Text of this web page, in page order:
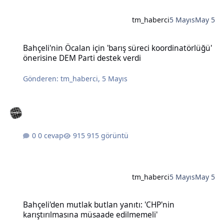
tm_haberci5 MayısMay 5
Bahçeli'nin Öcalan için 'barış süreci koordinatörlüğü'
önerisine DEM Parti destek verdi
Gönderen:tm_haberci, 5 Mayıs
0 cevap 915 görüntü
tm_haberci5 MayısMay 5
Bahçeli'den mutlak butlan yanıtı: 'CHP'nin
karıştırılmasına müsaade edilmemeli'